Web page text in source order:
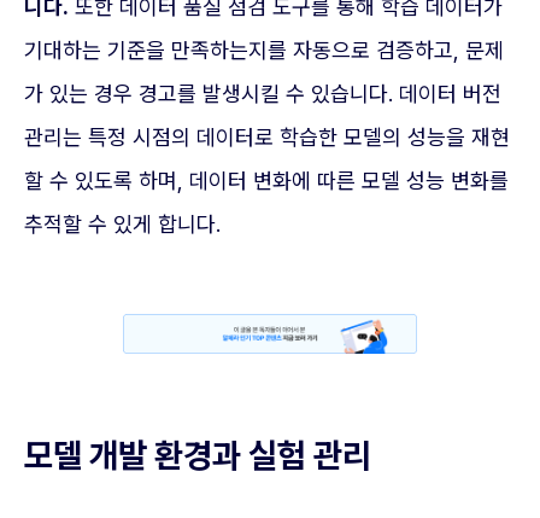
니다. 또한 데이터 품질 점검 도구를 통해 학습 데이터가
기대하는 기준을 만족하는지를 자동으로 검증하고, 문제
가 있는 경우 경고를 발생시킬 수 있습니다. 데이터 버전
관리는 특정 시점의 데이터로 학습한 모델의 성능을 재현
할 수 있도록 하며, 데이터 변화에 따른 모델 성능 변화를
추적할 수 있게 합니다.
모델 개발 환경과 실험 관리